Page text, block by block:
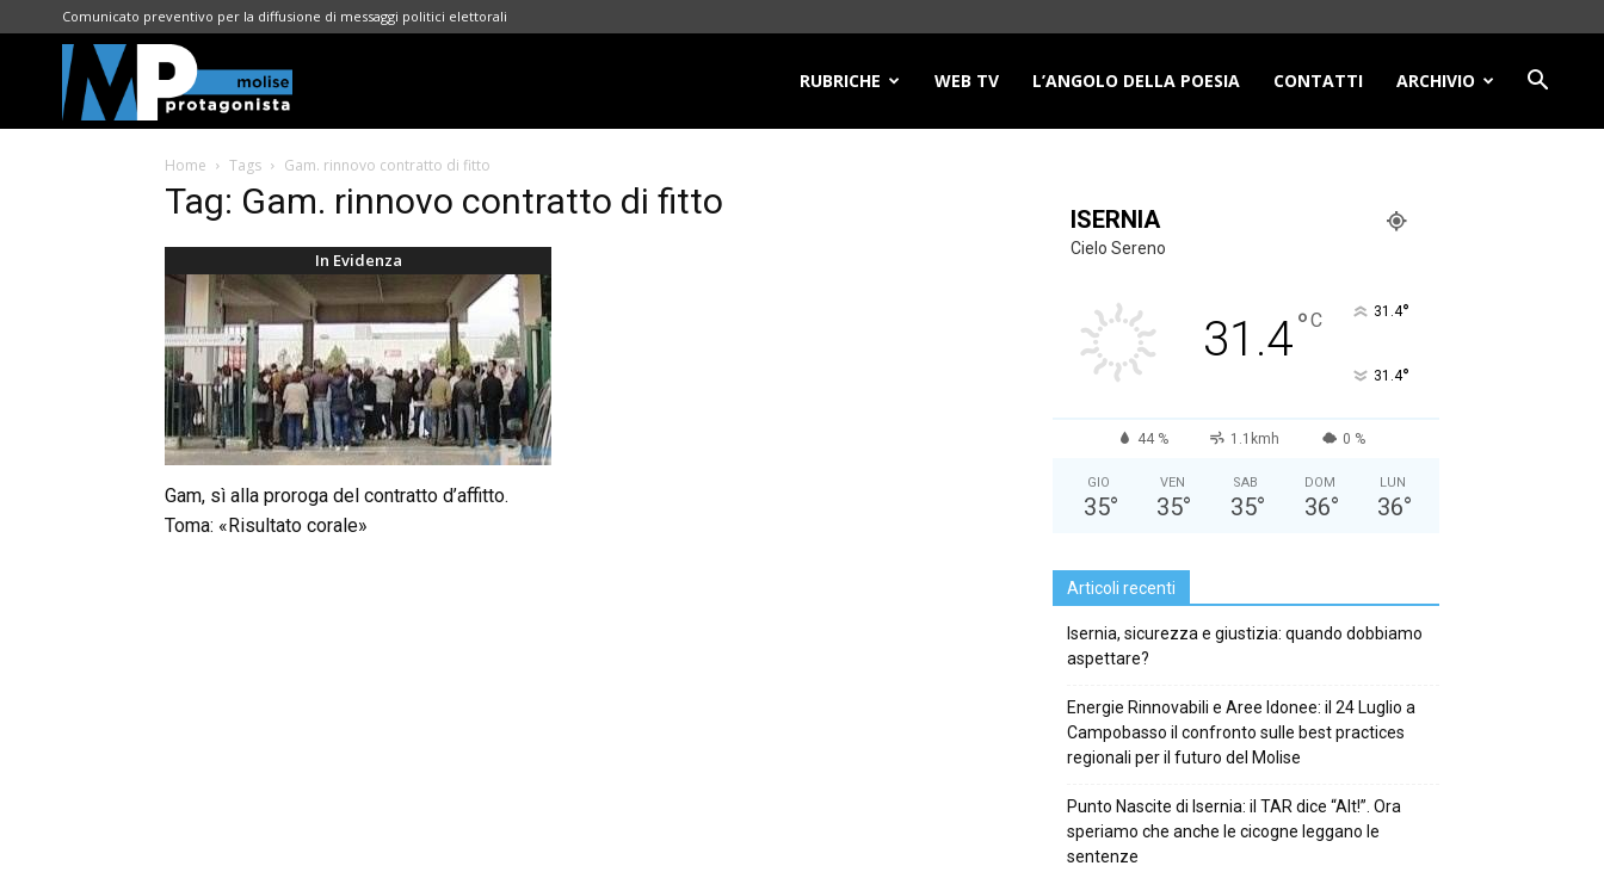
Comunicato preventivo per la diffusione di messaggi politici elettorali
Protagonista
RUBRICHE WEB TV L’ANGOLO DELLA POESIA CONTATTI ARCHIVIO
Home Tags Gam. rinnovo contratto di fitto
Tag: Gam. rinnovo contratto di fitto
In Evidenza
Gam, sì alla proroga del contratto d’affitto.
Toma: «Risultato corale»
ISERNIA
Cielo Sereno
31.4°C 31.4°
31.4°
44 % 1.1kmh 0 %
GIO
35°
VEN
35°
SAB
35°
DOM
36°
LUN
36°
Articoli recenti
Isernia, sicurezza e giustizia: quando dobbiamo
aspettare?
Energie Rinnovabili e Aree Idonee: il 24 Luglio a
Campobasso il confronto sulle best practices
regionali per il futuro del Molise
Punto Nascite di Isernia: il TAR dice “Alt!”. Ora
speriamo che anche le cicogne leggano le
sentenze